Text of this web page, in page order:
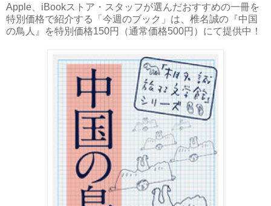
Apple、iBookストア・スタッフが選んだおすすめの一冊を
特別価格で紹介する「今週のブック」は、椎名誠の『中国
の鳥人』を特別価格150円（通常価格500円）にて提供中！